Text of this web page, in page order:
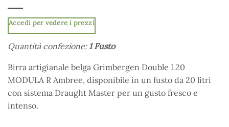
Accedi per vedere i prezzi
Quantità confezione: 1 Fusto
Birra artigianale belga Grimbergen Double L20
MODULA R Ambree, disponibile in un fusto da 20 litri
con sistema Draught Master per un gusto fresco e
intenso.